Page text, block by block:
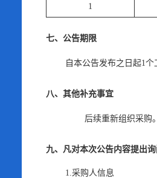
1
七、公告期限
自本公告发布之日起1个
八、其他补充事宜
后续重新组织采购。
九、凡对本次公告内容提出
1.采购人信息